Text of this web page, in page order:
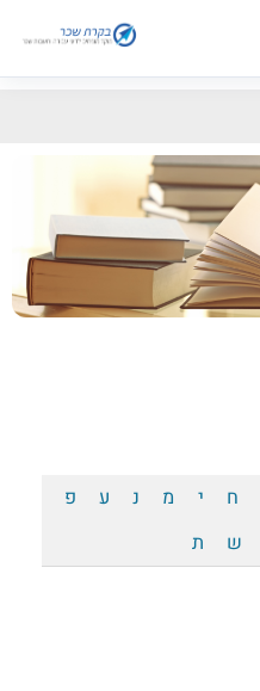
ח י מ נ ע
פ
ש ת